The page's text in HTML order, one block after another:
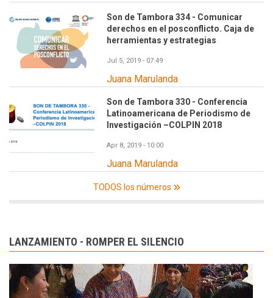
Son de Tambora 334 - Comunicar
derechos en el posconflicto. Caja de
herramientas y estrategias
Jul 5, 2019 - 07:49
Juana Marulanda
Son de Tambora 330 - Conferencia
Latinoamericana de Periodismo de
Investigación –COLPIN 2018
Apr 8, 2019 - 10:00
Juana Marulanda
TODOS los números
LANZAMIENTO - ROMPER EL SILENCIO